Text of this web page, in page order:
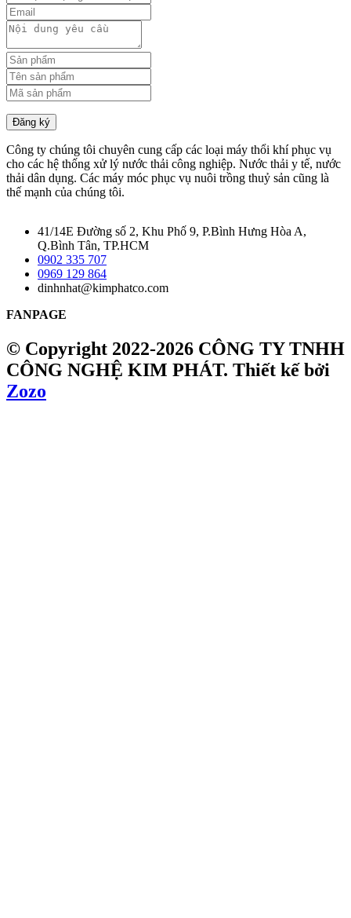
Đăng ký
Công ty chúng tôi chuyên cung cấp các loại máy thổi khí phục vụ
cho các hệ thống xử lý nước thải công nghiệp. Nước thải y tế, nước
thải dân dụng. Các máy móc phục vụ nuôi trồng thuỷ sản cũng là
thế mạnh của chúng tôi.
41/14E Đường số 2, Khu Phố 9, P.Bình Hưng Hòa A,
Q.Bình Tân, TP.HCM
0902 335 707
0969 129 864
dinhnhat@kimphatco.com
FANPAGE
© Copyright 2022-2026 CÔNG TY TNHH
CÔNG NGHỆ KIM PHÁT. Thiết kế bởi
Zozo